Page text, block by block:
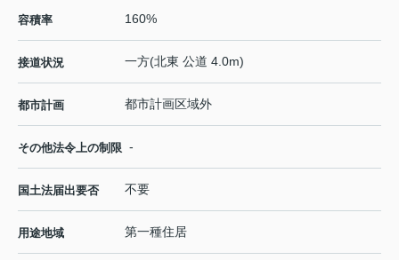
容積率 160%
接道状況 一方(北東 公道 4.0m)
都市計画 都市計画区域外
その他法令上の制限 -
国土法届出要否 不要
用途地域 第一種住居